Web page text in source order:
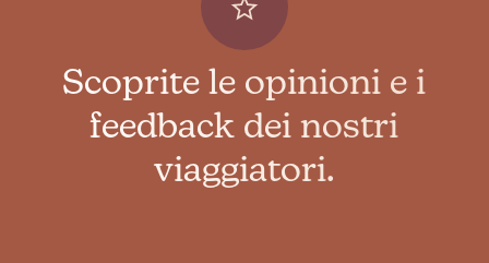
Scoprite le opinioni e i
feedback dei nostri
viaggiatori.